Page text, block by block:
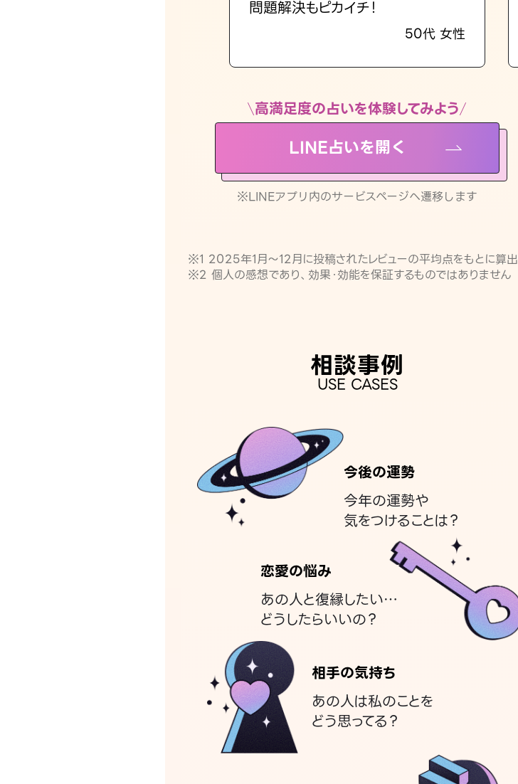
問題解決もピカイチ！
50代 女性
高満足度の占いを体験してみよう
LINE占いを開く
※LINEアプリ内のサービスページへ遷移します
※1 2025年1月〜12月に投稿されたレビューの平均点をもとに算出
※2 個人の感想であり、効果・効能を保証するものではありません
相談事例
USE CASES
今後の運勢
今年の運勢や
気をつけることは？
恋愛の悩み
あの人と復縁したい…
どうしたらいいの？
相手の気持ち
あの人は私のことを
どう思ってる？